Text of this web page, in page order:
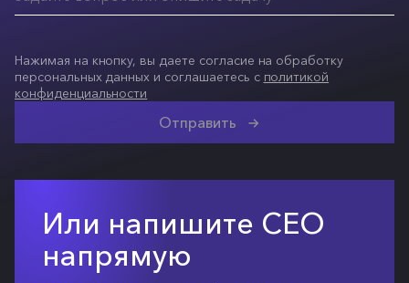
Отправить
Нажимая на кнопку, вы даете согласие на обработку
персональных данных и соглашаетесь с политикой
конфиденциальности
Или напишите СЕО
напрямую